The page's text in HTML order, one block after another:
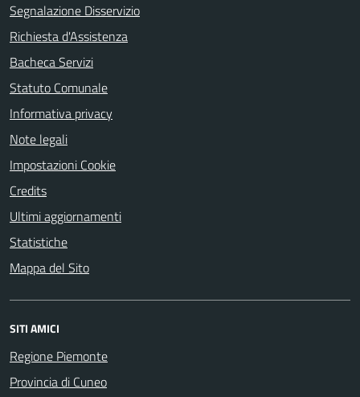
Segnalazione Disservizio
Richiesta d'Assistenza
Bacheca Servizi
Statuto Comunale
Informativa privacy
Note legali
Impostazioni Cookie
Credits
Ultimi aggiornamenti
Statistiche
Mappa del Sito
SITI AMICI
Regione Piemonte
Provincia di Cuneo